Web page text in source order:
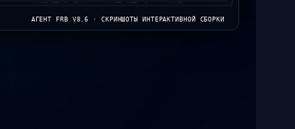
АГЕНТ FRB V8.6 · СКРИНШОТЫ ИНТЕРАКТИВНОЙ СБОРКИ